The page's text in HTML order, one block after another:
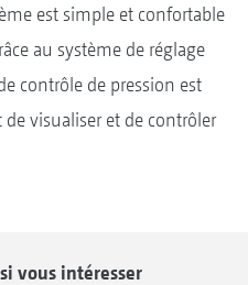
est simple et confortable
au système de réglage
contrôle de pression est
visualiser et de contrôler
vous intéresser